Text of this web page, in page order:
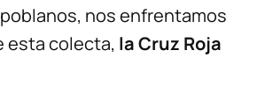
nos enfrentamos
esta colecta, la Cruz Roja